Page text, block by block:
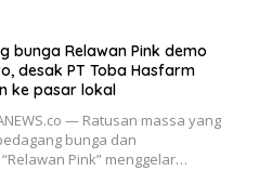
bunga Relawan Pink demo
desak PT Toba Hasfarm
ke pasar lokal
— Ratusan massa yang
bunga dan
Pink” menggelar…